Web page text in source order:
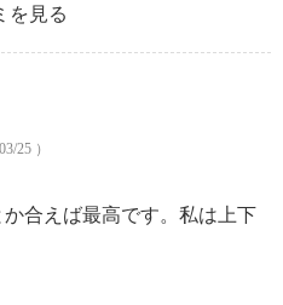
を見る
25 ）
か合えば最高です。私は上下